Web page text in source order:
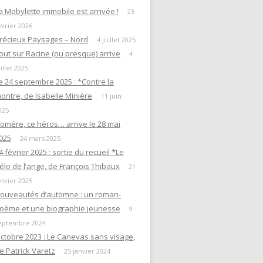
Mobylette immobile est arrivée !
23
2026
Paysages – Nord 4 juillet 2025
sur Racine (ou presque) arrive
4
2025
24 septembre 2025 : *Contre la
de Isabelle Minière
11 juin
ce héros… arrive le 28 mai
24 mars 2025
février 2025 : sortie du recueil *Le
de l’ange, de François Thibaux
21
2025
d’automne : un roman-
et une biographie jeunesse
9
2024
2023 : Le Canevas sans visage,
Patrick Varetz
25 janvier 2024